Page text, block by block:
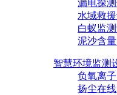
漏电探
水域救
白蚁监
泥沙含
智慧环境监测
负氧离
扬尘在